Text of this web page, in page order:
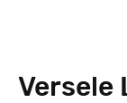
Versele